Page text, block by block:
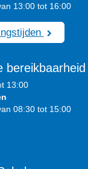
13:00 tot 16:00
bereikbaarheid
13:00
08:30 tot 15:00